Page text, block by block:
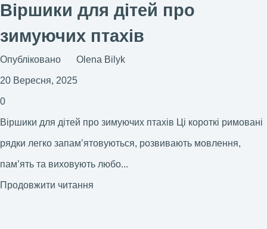
Віршики для дітей про
зимуючих птахів
Опубліковано Olena Bilyk
20 Вересня, 2025
0
Віршики для дітей про зимуючих птахів Ці короткі римовані
рядки легко запам’ятовуються, розвивають мовлення,
пам’ять та виховують любо...
Продовжити читання